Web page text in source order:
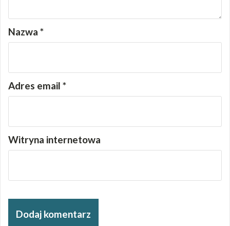
Nazwa *
Adres email *
Witryna internetowa